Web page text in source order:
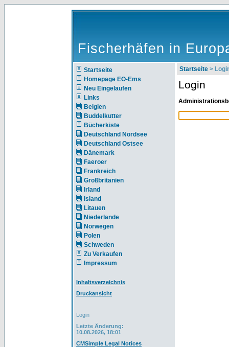
Fischerhäfen in
Startseite
Homepage EO-Ems
Neu Eingelaufen
Links
Belgien
Buddelkutter
Bücherkiste
Deutschland Nordsee
Deutschland Ostsee
Dänemark
Faeroer
Frankreich
Großbritanien
Irland
Island
Litauen
Niederlande
Norwegen
Polen
Schweden
Zu Verkaufen
Impressum
Inhaltsverzeichnis
Druckansicht
Login
Letzte Änderung:
10.08.2026, 18:01
CMSimple Legal Notices
Startseite >
Login